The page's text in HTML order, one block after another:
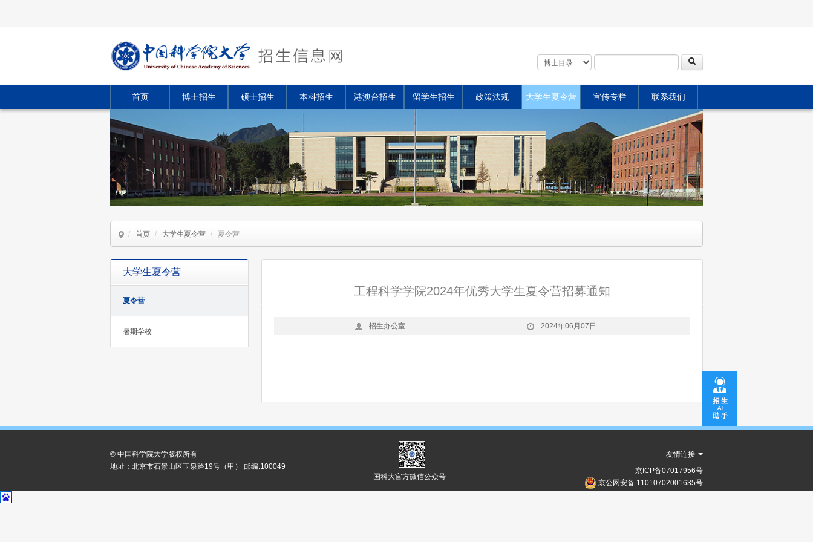
首页 博士招生 硕士招生 本科招生 港澳台招生 留学生招生 政策法规 大学生夏令营 宣传专栏 联系我们
/ 首页 / 大学生夏令营 / 夏令营
大学生夏令营
夏令营
暑期学校
工程科学学院2024年优秀大学生夏令营招募通知
招生办公室 2024年06月07日
友情连接
© 中国科学院大学版权所有
地址：北京市石景山区玉泉路19号（甲） 邮编:100049
国科大官方微信公众号
京ICP备07017956号
京公网安备 11010702001635号